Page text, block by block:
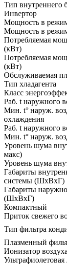
Тип внутреннего
Инвертор
Мощность в
Мощность в
Потребляемая
(кВт)
Потребляемая
(кВт)
Обслуживаемая
Тип хладагента
Класс
Раб. t наружного
Мин. t° наруж.
охлаждения
Раб. t наружного
Мин. t° наруж.
Уровень шума
макс)
Уровень шума
Габариты
системы (ШxВxГ)
Габариты
(ШxВxГ)
Компактный
Приток свежего
Тип фильтра
Плазменный
Ионизатор воздуха
Ультрафиолетовая